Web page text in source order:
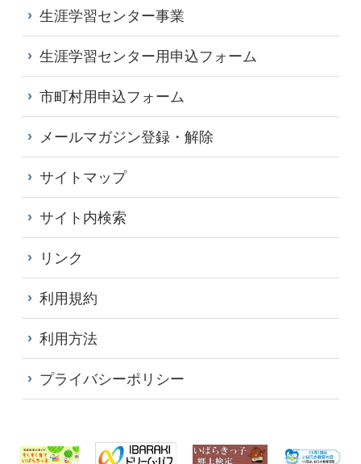
生涯学習センター事業
生涯学習センター用申込フォーム
市町村用申込フォーム
メールマガジン登録・解除
サイトマップ
サイト内検索
リンク
利用規約
利用方法
プライバシーポリシー